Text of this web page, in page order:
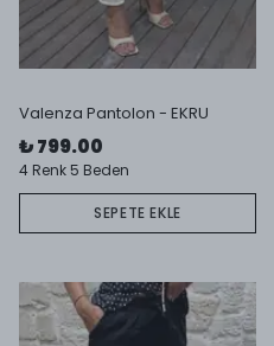
Valenza Pantolon - EKRU
₺ 799.00
4 Renk 5 Beden
SEPETE EKLE